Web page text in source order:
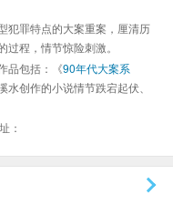
犯罪特点的大案重案，厘清历
程，情节惊险刺激。
品包括：《90年代大案系
创作的小说情节跌宕起伏、
：